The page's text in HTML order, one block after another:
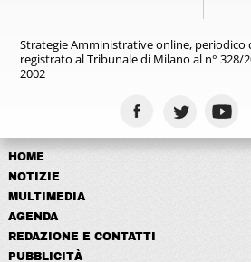
Strategie Amministrative online, periodico
registratoal Tribunale di Milano al n° 328/
2002
HOME
NOTIZIE
MULTIMEDIA
AGENDA
REDAZIONE E CONTATTI
PUBBLICITÀ